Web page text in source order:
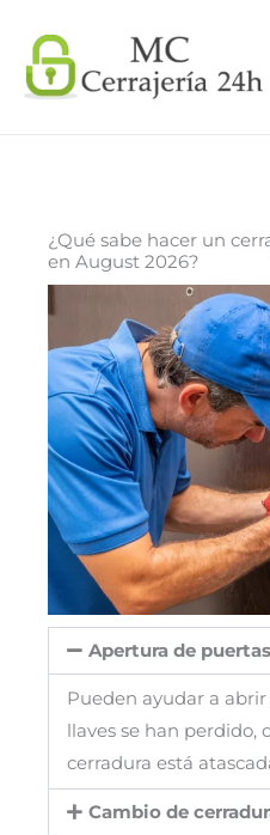
contenido
¿Qué sabe hacer un
en August 2026?
Apertura de puertas
Pueden ayudar a
llaves se han perdido,
cerradura está
Cambio de